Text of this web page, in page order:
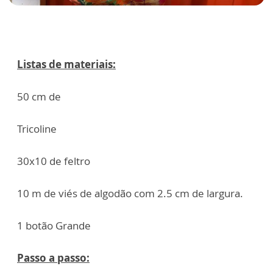
Listas de materiais:
50 cm de
Tricoline
30x10 de feltro
10 m de viés de algodão com 2.5 cm de largura.
1 botão Grande
Passo a passo: